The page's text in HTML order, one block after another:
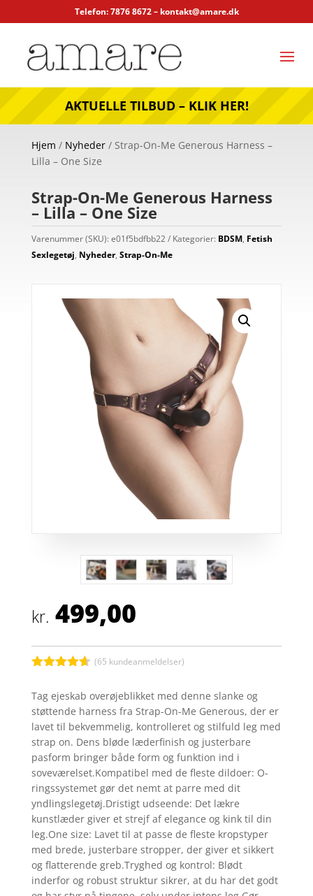
Telefon: 7876 8672 – kontakt@amare.dk
AKTUELLE TILBUD – KLIK HER!
Hjem / Nyheder/ Strap-On-Me Generous Harness –
Lilla – One Size
Strap-On-Me Generous Harness
– Lilla – One Size
Varenummer (SKU): e01f5bdfbb22 Kategorier: BDSM, Fetish
Sexlegetøj, Nyheder, Strap-On-Me
kr. 499,00
ud af 5
baseret på
kundebedø
mmelser
(65 kundeanmeldelser)
Tag ejeskab overøjeblikket med denne slanke og
støttende harness fra Strap-On-Me Generous, der er
lavet til bekvemmelig, kontrolleret og stilfuld leg med
strap on. Dens bløde læderfinish og justerbare
pasform bringer både form og funktion ind i
soveværelset.Kompatibel med de fleste dildoer: O-
ringssystemet gør det nemt at parre med dit
yndlingslegetøj.Dristigt udseende: Det lækre
kunstlæder giver et strejf af elegance og kink til din
leg.One size: Lavet til at passe de fleste kropstyper
med brede, justerbare stropper, der giver et sikkert
og flatterende greb.Tryghed og kontrol: Blødt
inderfor og robust struktur sikrer, at du har det godt